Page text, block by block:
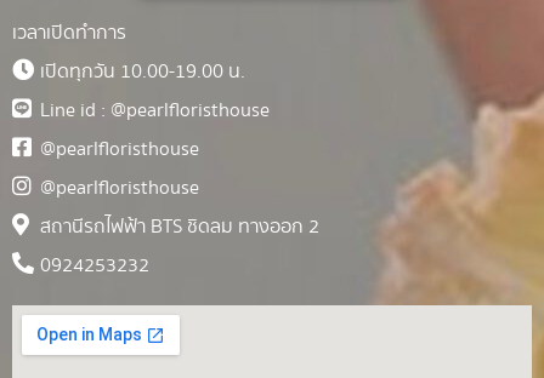
เวลาเปิดทำการ
เปิดทุกวัน 10.00-19.00 น.
Line id : @pearlfloristhouse
@pearlfloristhouse
@pearlfloristhouse
สถานีรถไฟฟ้า BTS ชิดลม ทางออก 2
0924253232